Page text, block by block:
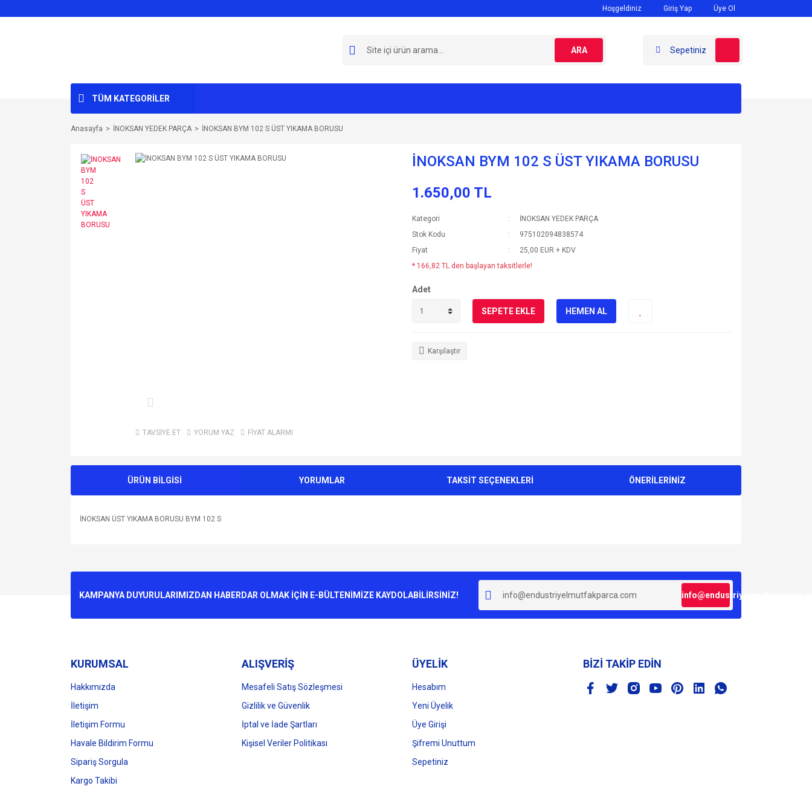
Hoşgeldiniz Giriş Yap Üye Ol
ARA Sepetiniz
TÜM KATEGORİLER
Anasayfa İNOKSAN YEDEK PARÇA İNOKSAN BYM 102 S ÜST YIKAMA BORUSU
TAVSİYE ET YORUM YAZ FİYAT ALARMI
İNOKSAN BYM 102 S ÜST YIKAMA BORUSU
1.650,00 TL
Kategori
İNOKSAN YEDEK PARÇA
Stok Kodu
975102094838574
Fiyat
25,00 EUR + KDV
* 166,82 TL den başlayan taksitlerle!
Adet
SEPETE EKLE HEMEN AL
Karşılaştır
ÜRÜN BİLGİSİ YORUMLAR TAKSİT SEÇENEKLERİ ÖNERİLERİNİZ
İNOKSAN ÜST YIKAMA BORUSU BYM 102 S
Ürün resmi kalitesiz, bozuk veya görüntülenemiyor.
Bu ürüne benzer farklı alternatifler olmalı.
Gönder
KAMPANYA DUYURULARIMIZDAN HABERDAR OLMAK İÇİN E-BÜLTENİMİZE KAYDOLABİLİRSİNİZ!
KURUMSAL
Hakkımızda
İletişim
İletişim Formu
Havale Bildirim Formu
Sipariş Sorgula
Kargo Takibi
ALIŞVERİŞ
Mesafeli Satış Sözleşmesi
Gizlilik ve Güvenlik
İptal ve İade Şartları
Kişisel Veriler Politikası
ÜYELİK
Hesabım
Yeni Üyelik
Üye Girişi
Şifremi Unuttum
Sepetiniz
BİZİ TAKİP EDİN